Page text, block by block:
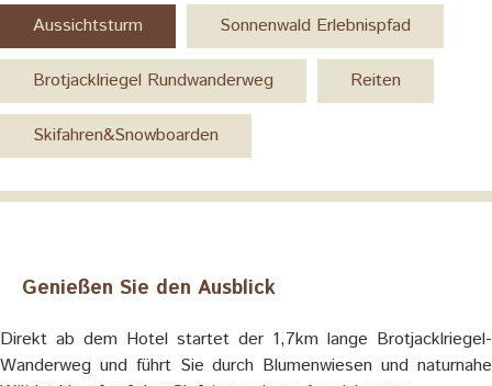
Aussichtsturm
Sonnenwald Erlebnispfad
Brotjacklriegel Rundwanderweg Reiten
Skifahren&Snowboarden
Genießen Sie den Ausblick
Direkt ab dem Hotel startet der 1,7km lange Brotjacklriegel-
Wanderweg und führt Sie durch Blumenwiesen und naturnahe